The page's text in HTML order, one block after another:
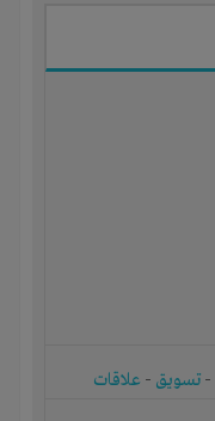
- تسويق - علاقات